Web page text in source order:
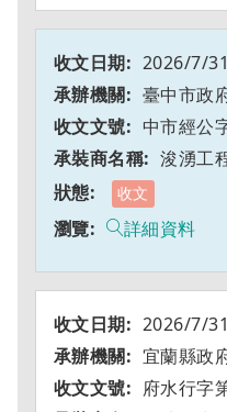
2026/7/31
臺中市政
中市經公
浚湧工
收文
詳細資料
2026/7/31
宜蘭縣政
府水行字